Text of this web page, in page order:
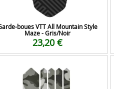
boues VTT All Mountain Style
Maze - Gris/Noir
23,20 €